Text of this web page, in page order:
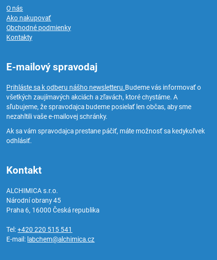
O nás
Ako nakupovať
Obchodné podmienky
Kontakty
E-mailový spravodaj
Prihláste sa k odberu nášho newsletteru.Budeme vás informovať o
všetkých zaujímavých akciách a zľavách, ktoré chystáme. A
sľubujeme, že spravodajca budeme posielať len občas, aby sme
nezahltili vaše e-mailovej schránky.
Ak sa vám spravodajca prestane páčiť, máte možnosť sa kedykoľvek
odhlásiť.
Kontakt
ALCHIMICA s.r.o.
Národní obrany 45
Praha 6, 16000Česká republika
Tel:+420 220 515 541
E-mail: labchem@alchimica.cz